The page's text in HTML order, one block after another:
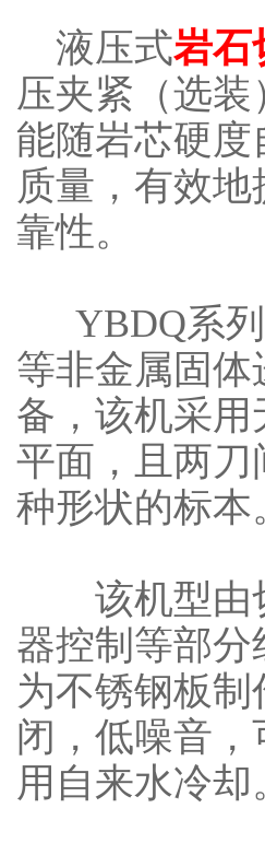
液压式岩石
压夹紧（选
能随岩芯硬
质量，有效
靠性。
YBDQ系列
等非金属固
备，该机采
平面，且两
种形状的标本
该机型由切
器控制等部
为不锈钢板
闭，低噪音
用自来水冷却